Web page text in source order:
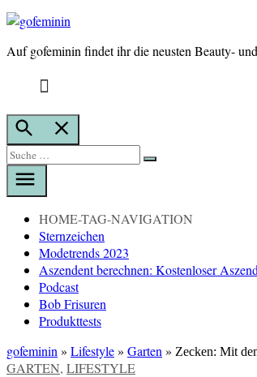
gofeminin
Auf gofeminin findet ihr die neusten Beauty-
Suche
öffnen
Suche
nach:
Suche
HOME-TAG-NAVIGATION
Sternzeichen
Modetrends 2023
Aszendent berechnen: Kostenloser
Podcast
Bob Frisuren
Produkttests
gofeminin » Lifestyle» Garten » Zecken: Mit
VERÖFFENTLICHT
GARTEN, LIFESTYLE